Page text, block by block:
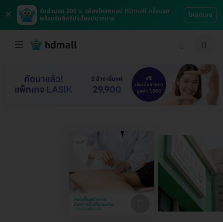
×
รับส่วนลด 200 บ. เพียงโหลดแอป HDmall ครั้งแรก
พร้อมรับสิทธิประโยชน์มากมาย
โหลดเลย